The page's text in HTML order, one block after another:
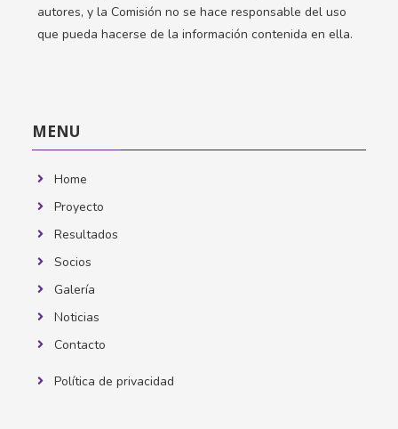
autores, y la Comisión no se hace responsable del uso
que pueda hacerse de la información contenida en ella.
MENU
MENU
Home
Proyecto
Resultados
Socios
Galería
Noticias
Contacto
Política de privacidad